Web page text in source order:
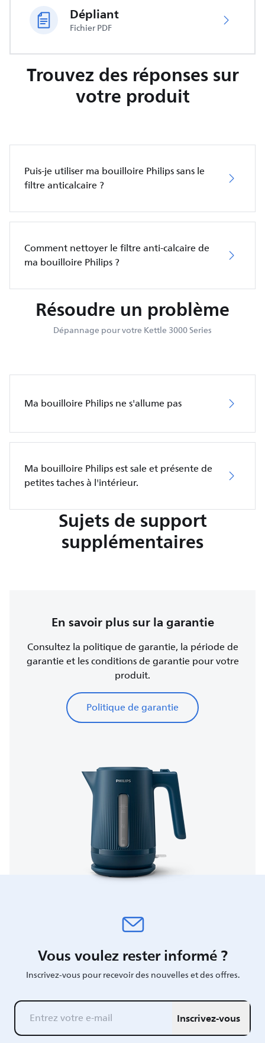
Dépliant
Fichier PDF
Trouvez des réponses sur
votre produit
Puis-je utiliser ma bouilloire Philips sans le
filtre anticalcaire ?
Comment nettoyer le filtre anti-calcaire de
ma bouilloire Philips ?
Résoudre un problème
Dépannage pour votre Kettle 3000 Series
Ma bouilloire Philips ne s'allume pas
Ma bouilloire Philips est sale et présente de
petites taches à l'intérieur.
Sujets de support
supplémentaires
En savoir plus sur la garantie
Consultez la politique de garantie, la période de
garantie et les conditions de garantie pour votre
produit.
Politique de garantie
Vous voulez rester informé ?
Inscrivez-vous pour recevoir des nouvelles et des offres.
Inscrivez-vous